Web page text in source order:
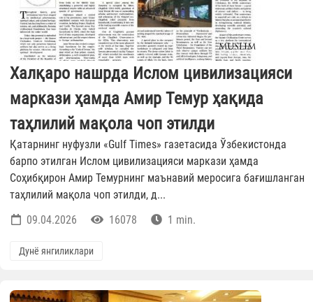
Халқаро нашрда Ислом цивилизацияси
маркази ҳамда Амир Темур ҳақида
таҳлилий мақола чоп этилди
Қатарнинг нуфузли «Gulf Times» газетасида Ўзбекистонда
барпо этилган Ислом цивилизацияси маркази ҳамда
Соҳибқирон Амир Темурнинг маънавий меросига бағишланган
таҳлилий мақола чоп этилди, д...
09.04.2026
16078 1 min.
Дунё янгиликлари